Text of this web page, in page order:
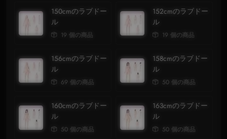
150cmのラブドー
ル
19 個の商品
152cmのラブドー
ル
19 個の商品
156cmのラブドー
ル
69 個の商品
158cmのラブドー
ル
50 個の商品
160cmのラブドー
ル
50 個の商品
163cmのラブドー
ル
50 個の商品